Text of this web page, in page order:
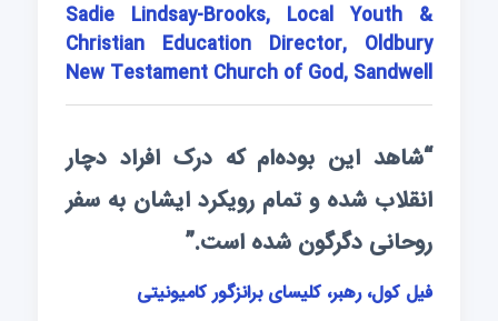
Sadie Lindsay-Brooks, Local Youth &
Christian Education Director, Oldbury
New Testament Church of God, Sandwell
“شاهد این بوده‌ام که درک افراد دچار
انقلاب شده و تمام رویکرد ایشان به سفر
روحانی دگرگون شده است.”
فیل کول، رهبر، کلیسای برانزگور کامیونیتی